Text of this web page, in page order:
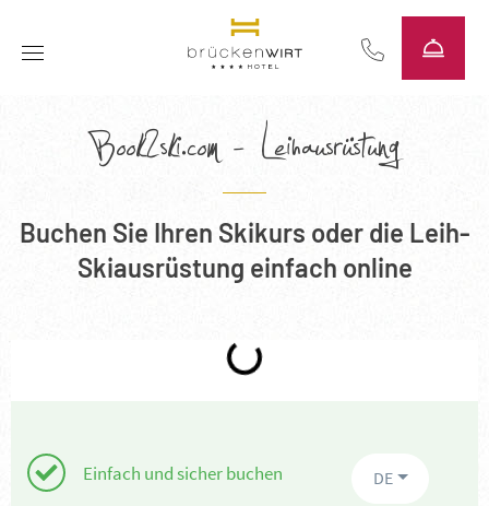
----
Book2ski.com - Leihausrüstung
Buchen Sie Ihren Skikurs oder die Leih-
Skiausrüstung einfach online